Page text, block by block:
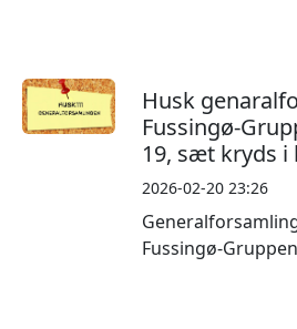
Husk
Fussingø-
19, sæt kryds i
2026-02-20 23:26
Fussingø-